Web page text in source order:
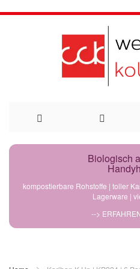
Direkt
Biologisch
kompostierbare Rohstoffe | toller
Lagerware |
-->